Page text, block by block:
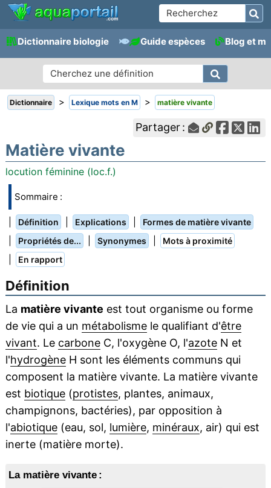
Dictionnaire biologie Guide espèces Blog et
Dictionnaire > Lexique mots en M > matière vivante
Partager :
Matière vivante
locution féminine (loc.f.)
Sommaire :
Définition Explications Formes de matière vivante
Propriétés de... Synonymes Mots à proximité
En rapport
Définition
La matière vivante est tout organisme ou forme
de vie qui a un métabolismele qualifiant d'être
vivant. Le carboneC, l'oxygène O, l'azoteN et
l'hydrogèneH sont les éléments communs qui
composent la matière vivante. La matière vivante
est biotique(protistes, plantes, animaux,
champignons, bactéries), par opposition à
l'abiotique(eau, sol, lumière, minéraux, air) qui est
inerte (matière morte).
La matière vivante :